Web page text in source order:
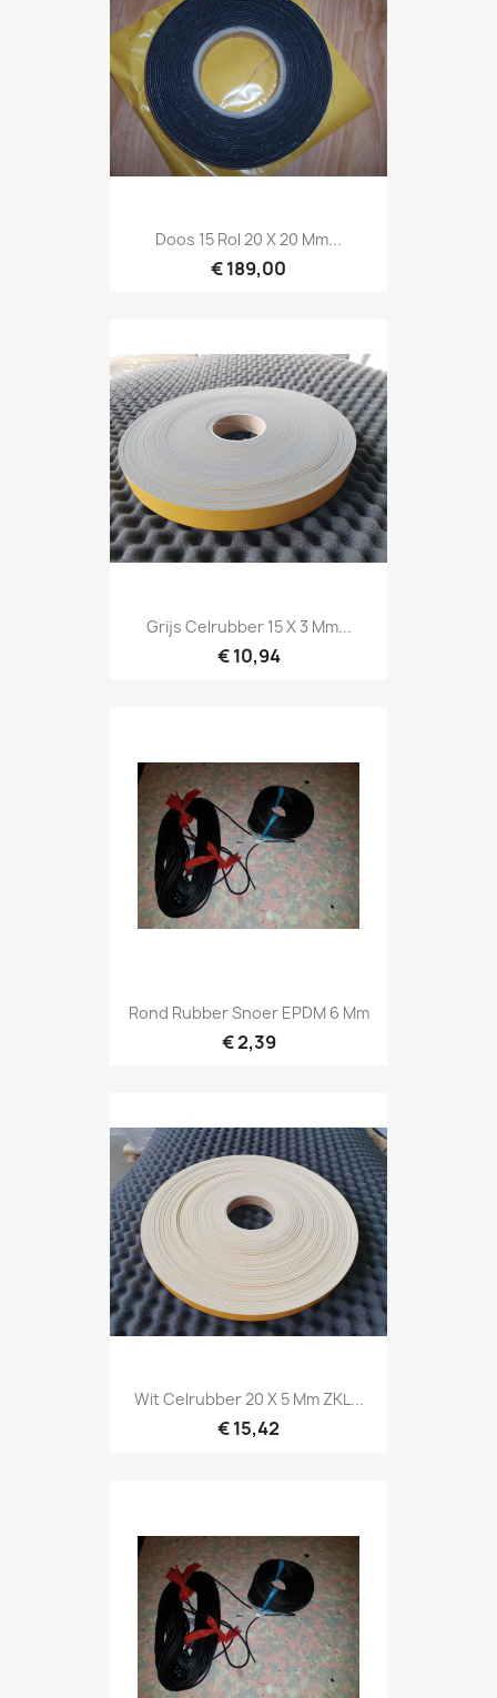
Doos 15 Rol 20 X 20 Mm...
€ 189,00
Grijs Celrubber 15 X 3 Mm...
€ 10,94
Rond Rubber Snoer EPDM 6 Mm
€ 2,39
Wit Celrubber 20 X 5 Mm ZKL...
€ 15,42